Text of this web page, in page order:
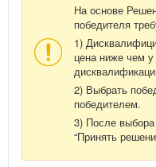
На основе
победителя
1)
цена ниже чем у
2) Выбрать
победителем.
3) После
“Принять